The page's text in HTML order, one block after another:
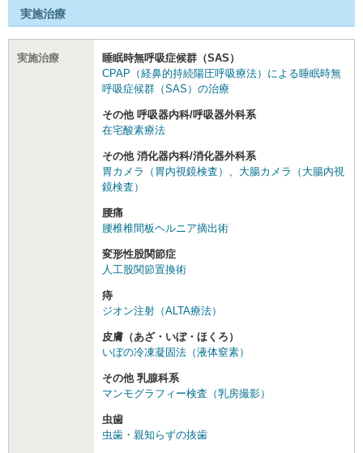
実施治療
実施治療
睡眠時無呼吸症候群（SAS）
CPAP（経鼻的持続陽圧呼吸療法）による睡眠時無
呼吸症候群（SAS）の治療
その他 呼吸器内科/呼吸器外科系
在宅酸素療法
その他 消化器内科/消化器外科系
胃カメラ（胃内視鏡検査）
大腸カメラ（大腸内視
鏡検査）
腰痛
腰椎椎間板ヘルニア摘出術
変形性股関節症
人工股関節置換術
痔
ジオン注射（ALTA療法）
皮膚（あざ・いぼ・ほくろ）
いぼの冷凍凝固法（液体窒素）
その他 乳腺科系
マンモグラフィー検査（乳房撮影）
虫歯
虫歯・親知らずの抜歯